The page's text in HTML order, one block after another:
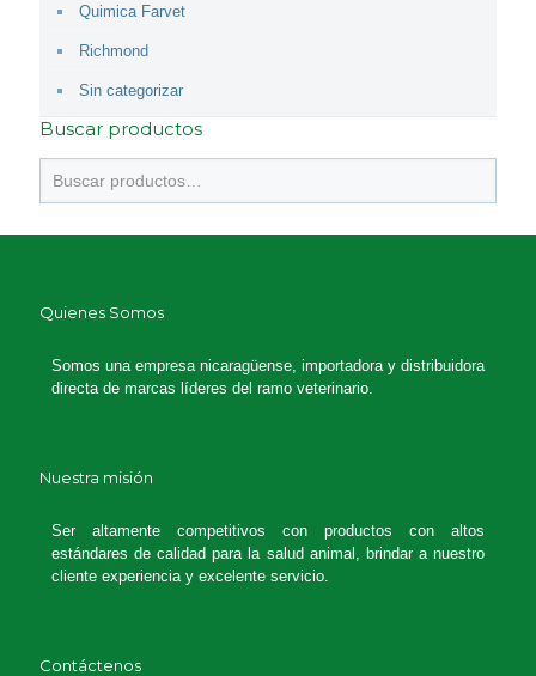
Quimica Farvet
Richmond
Sin categorizar
Buscar productos
Quienes Somos
Somos una empresa nicaragüense, importadora y distribuidora
directa de marcas líderes del ramo veterinario.
Nuestra misión
Ser altamente competitivos con productos con altos
estándares de calidad para la salud animal, brindar a nuestro
cliente experiencia y excelente servicio.
Contáctenos